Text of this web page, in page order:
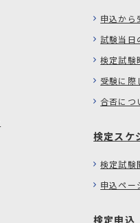
申込から
試験当日
検定試験
受験に際
合否につ
検定スケ
検定試験
申込ペー
検定申込